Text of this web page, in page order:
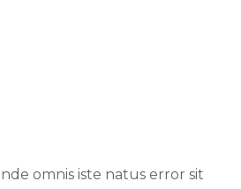
omnis iste natus error sit